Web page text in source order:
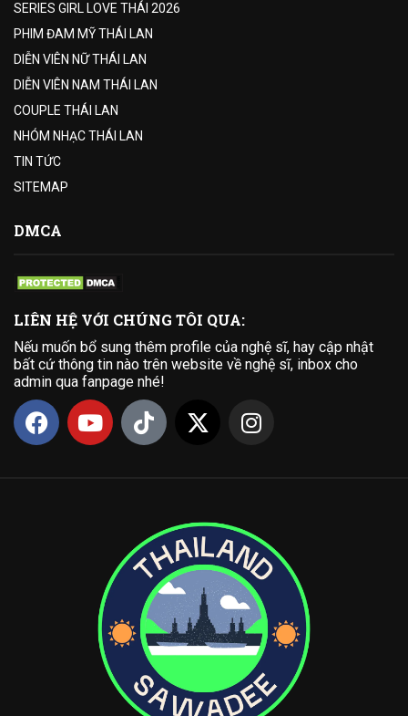
SERIES GIRL LOVE THÁI 2026
PHIM ĐAM MỸ THÁI LAN
DIỄN VIÊN NỮ THÁI LAN
DIỄN VIÊN NAM THÁI LAN
COUPLE THÁI LAN
NHÓM NHẠC THÁI LAN
TIN TỨC
SITEMAP
DMCA
LIÊN HỆ VỚI CHÚNG TÔI QUA:
Nếu muốn bổ sung thêm profile của nghệ sĩ, hay cập nhật
bất cứ thông tin nào trên website về nghệ sĩ, inbox cho
admin qua fanpage nhé!